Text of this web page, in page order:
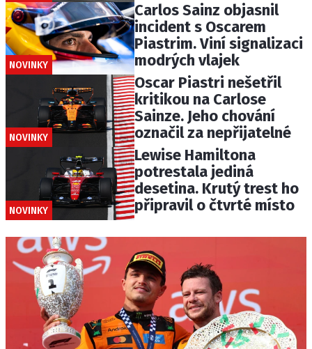
NOVINKY
Carlos Sainz objasnil
incident s Oscarem
Piastrim. Viní signalizaci
modrých vlajek
NOVINKY
Oscar Piastri nešetřil
kritikou na Carlose
Sainze. Jeho chování
označil za nepřijatelné
NOVINKY
Lewise Hamiltona
potrestala jediná
desetina. Krutý trest ho
připravil o čtvrté místo